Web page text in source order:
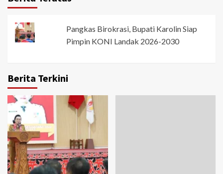
Pangkas Birokrasi, Bupati Karolin Siap
Pimpin KONI Landak 2026-2030
Berita Terkini